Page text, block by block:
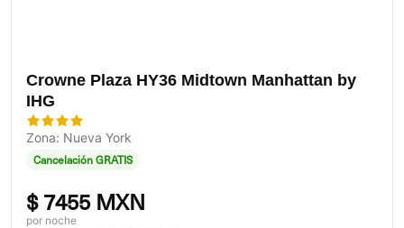
Crowne Plaza HY36 Midtown Manhattan by
IHG
Zona: Nueva York
Cancelación GRATIS
$7455 MXN
por noche